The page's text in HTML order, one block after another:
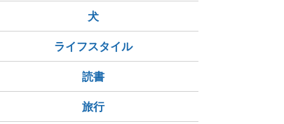
犬
ライフスタイル
読書
旅行